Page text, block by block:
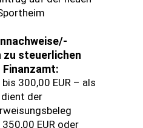
zu steuerlichen
300,00 EUR – als
dient der
EUR oder